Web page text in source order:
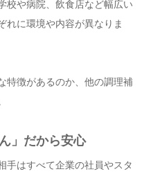
校や病院、飲食店など幅広い
れに環境や内容が異なりま
特徴があるのか、他の調理補
」だから安心
手はすべて企業の社員やスタ